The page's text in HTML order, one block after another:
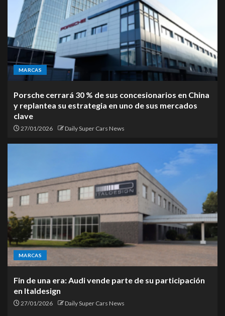
MARCAS
Porsche cerrará 30 % de sus concesionarios en China
y replantea su estrategia en uno de sus mercados
clave
27/01/2026 Daily Super Cars News
MARCAS
Fin de una era: Audi vende parte de su participación
en Italdesign
27/01/2026 Daily Super Cars News